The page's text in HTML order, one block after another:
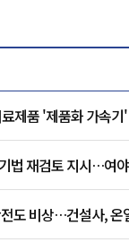
제품 '제품화 가속기
법 재검토 지시…여
도 비상…건설사, 온